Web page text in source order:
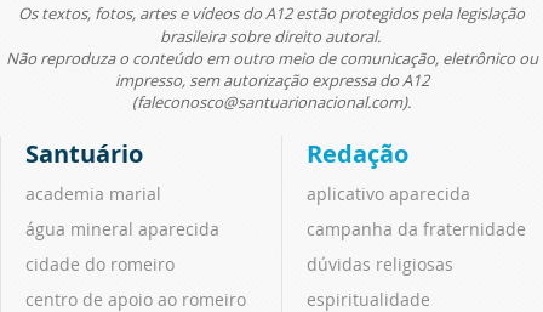
Os textos, fotos, artes e vídeos do A12 estão protegidos pela legislação
brasileira sobre direito autoral.
Não reproduza o conteúdo em outro meio de comunicação, eletrônico ou
impresso, sem autorização expressa do A12
(faleconosco@santuarionacional.com).
Santuário
academia marial
água mineral aparecida
cidade do romeiro
centro de apoio ao romeiro
Redação
aplicativo aparecida
campanha da fraternidade
dúvidas religiosas
espiritualidade